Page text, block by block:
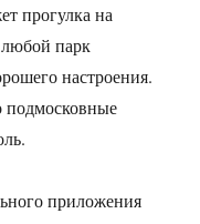
прогулка на
любой парк
настроения.
подмосковные
приложения